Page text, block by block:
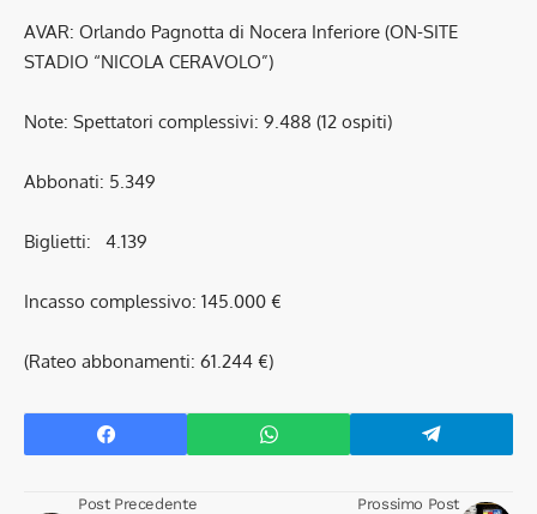
AVAR: Orlando Pagnotta di Nocera Inferiore (ON-SITE
STADIO “NICOLA CERAVOLO”)
Note: Spettatori complessivi: 9.488 (12 ospiti)
Abbonati: 5.349
Biglietti: 4.139
Incasso complessivo: 145.000 €
(Rateo abbonamenti: 61.244 €)
Post Precedente Prossimo Post